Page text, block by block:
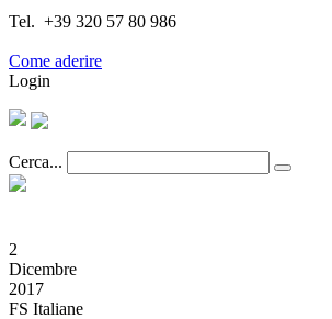
Tel. +39 320 57 80 986
Come aderire
Login
Cerca...
2
Dicembre
2017
FS Italiane